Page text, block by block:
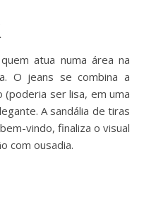
atua numa área na
O jeans se combina a
(poderia ser lisa, em uma
A sandália de tiras
vindo, finaliza o visual
com ousadia.